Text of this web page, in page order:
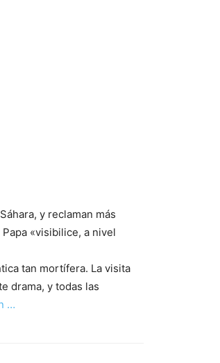
y reclaman más
«visibilice, a nivel
tan mortífera. La visita
drama, y todas las
…